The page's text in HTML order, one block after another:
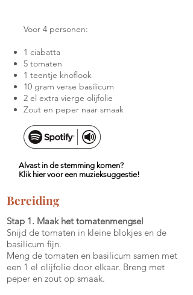
Voor 4 personen:
1 ciabatta
5 tomaten
1 teentje knoflook
10 gram verse basilicum
2 el extra vierge olijfolie
Zout en peper naar smaak
Alvast in de stemming komen?
Klik hier voor een muzieksuggestie!
Bereiding
Stap 1. Maak het tomatenmengsel
Snijd de tomaten in kleine blokjes en de
basilicum fijn.
Meng de tomaten en basilicum samen met
een 1 el olijfolie door elkaar. Breng met
peper en zout op smaak.